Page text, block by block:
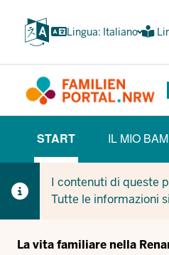
contenuto
Lingua: Italiano
(BÜRGERBEREICH)
START
IL MIO
I contenuti di queste
Tutte le informazioni
La vita familiare nella